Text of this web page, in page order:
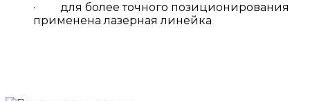
· для более точного позиционирования
применена лазерная линейка